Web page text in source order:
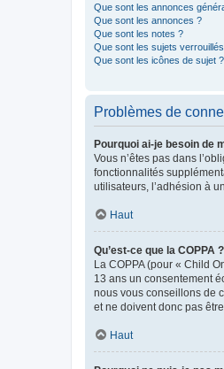
Que sont les annonces
Que sont les annonces ?
Que sont les notes ?
Que sont les sujets
Que sont les icônes de sujet ?
Problèmes de
Pourquoi ai-je besoin de
Vous n’êtes pas dans
fonctionnalités
utilisateurs, l’adhésion à
Haut
Qu’est-ce que la COPPA ?
La COPPA (pour « Child
13 ans un consentement
nous vous conseillons de
et ne doivent donc pas
Haut